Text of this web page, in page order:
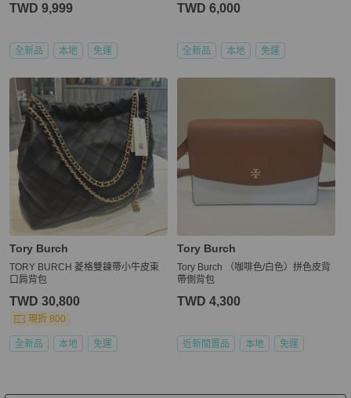
TWD 9,999
全新品 本地 免運
TWD 6,000
全新品 本地 免運
Tory Burch
TORY BURCH 菱格雙鍊帶小牛皮束
口肩背包
TWD 30,800
現折 800
全新品 本地 免運
Tory Burch
Tory Burch （咖啡色/白色）拼色皮背
帶側背包
TWD 4,300
近新閒置品 本地 免運